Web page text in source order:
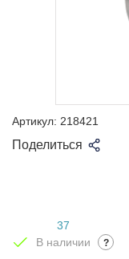
Артикул: 218421
Поделиться
37
В наличии
?